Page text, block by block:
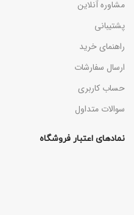
مشاوره آنلاین
پشتیبانی
راهنمای خرید
ارسال سفارشات
حساب کاربری
سوالات متداول
نمادهای اعتبار فروشگاه